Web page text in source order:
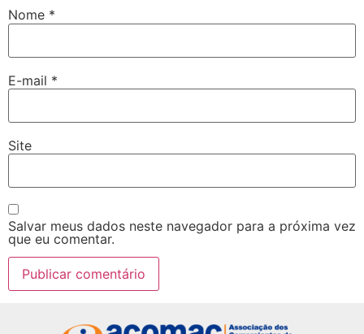
Nome *
E-mail *
Site
Salvar meus dados neste navegador para a próxima vez
que eu comentar.